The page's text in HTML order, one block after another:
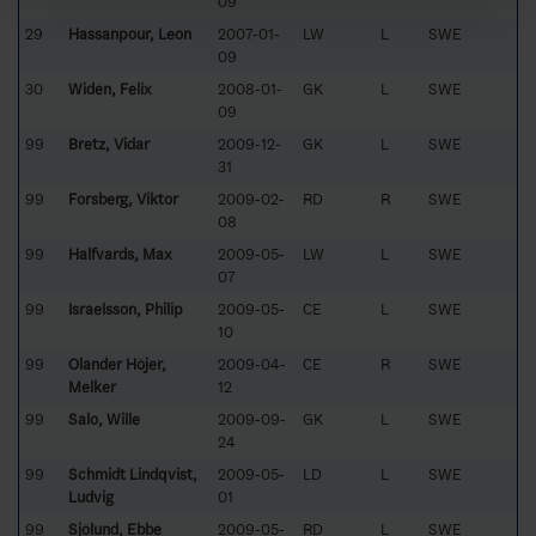
29 Hassanpour, Leon
2007-01-
09
LW L SWE
30 Widén, Felix
2008-01-
09
GK L SWE
99 Bretz, Vidar
2009-12-
31
GK L SWE
99 Forsberg, Viktor
2009-02-
08
RD R SWE
99 Halfvards, Max
2009-05-
07
LW L SWE
99 Israelsson, Philip
2009-05-
10
CE L SWE
99
Olander Höjer,
Melker
2009-04-
12
CE R SWE
99 Salo, Wille
2009-09-
24
GK L SWE
99
Schmidt Lindqvist,
Ludvig
2009-05-
01
LD L SWE
99 Sjölund, Ebbe 2009-05- RD L SWE